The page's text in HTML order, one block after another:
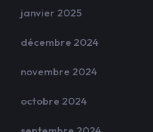
janvier 2025
décembre 2024
novembre 2024
octobre 2024